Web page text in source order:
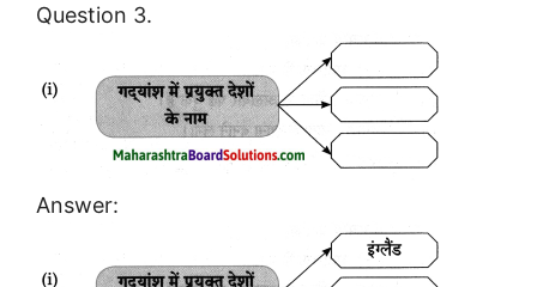
Question 3.
Answer: